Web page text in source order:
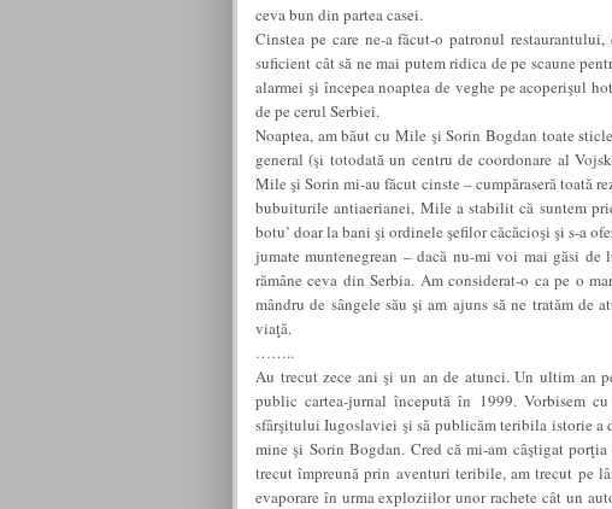
ceva bun din partea casei.
Cinstea pe care ne-a făcut-o patronul
suficient cât să ne mai putem ridica de pe scaune
alarmei şi începea noaptea de veghe pe acoperişul
de pe cerul Serbiei.
Noaptea, am băut cu Mile şi Sorin Bogdan toate
general (şi totodată un centru de coordonare al
Mile şi Sorin mi-au făcut cinste – cumpăraseră toată
bubuiturile antiaerianei, Mile a stabilit că suntem
botu’ doar la bani şi ordinele şefilor căcăcioşi şi s-a
jumate muntenegrean – dacă nu-mi voi mai găsi de
rămâne ceva din Serbia. Am considerat-o ca pe o
mândru de sângele său şi am ajuns să ne tratăm
viaţă.
……..
Au trecut zece ani şi un an de atunci. Un ultim an
public cartea-jurnal începută în 1999. Vorbisem
sfârşitului Iugoslaviei şi să publicăm teribila istorie a
mine şi Sorin Bogdan. Cred că mi-am câştigat
trecut împreună prin aventuri teribile, am trecut pe
evaporare în urma exploziilor unor rachete cât un